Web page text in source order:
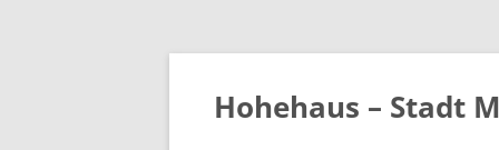
Zum
springen
Hohehaus – Stadt